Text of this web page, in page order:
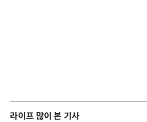
라이프 많이 본 기사